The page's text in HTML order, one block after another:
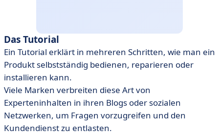
Das Tutorial
Ein Tutorial erklärt in mehreren Schritten, wie man ein
Produkt selbstständig bedienen, reparieren oder
installieren kann.
Viele Marken verbreiten diese Art von
Experteninhalten in ihren Blogs oder sozialen
Netzwerken, um Fragen vorzugreifen und den
Kundendienst zu entlasten.